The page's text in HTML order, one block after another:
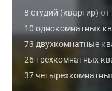
8 студий (квартир) от
10 однокомнатных
73 двухкомнатные
26 трехкомнатных
37